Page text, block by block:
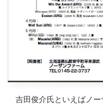
吉田俊介氏といえばノー